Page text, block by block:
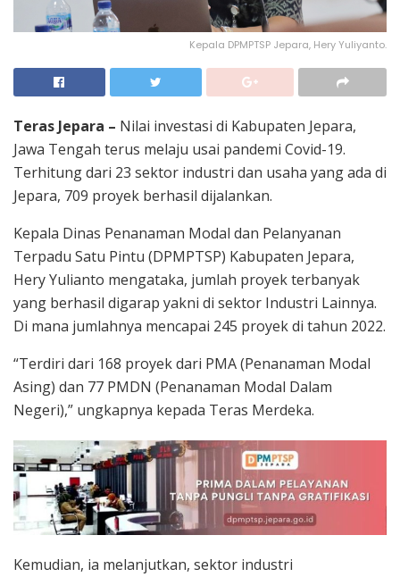
Kepala DPMPTSP Jepara, Hery Yuliyanto.
Teras Jepara – Nilai investasi di Kabupaten Jepara,
Jawa Tengah terus melaju usai pandemi Covid-19.
Terhitung dari 23 sektor industri dan usaha yang ada di
Jepara, 709 proyek berhasil dijalankan.
Kepala Dinas Penanaman Modal dan Pelanyanan
Terpadu Satu Pintu (DPMPTSP) Kabupaten Jepara,
Hery Yulianto mengataka, jumlah proyek terbanyak
yang berhasil digarap yakni di sektor Industri Lainnya.
Di mana jumlahnya mencapai 245 proyek di tahun 2022.
“Terdiri dari 168 proyek dari PMA (Penanaman Modal
Asing) dan 77 PMDN (Penanaman Modal Dalam
Negeri),” ungkapnya kepada Teras Merdeka.
Kemudian, ia melanjutkan, sektor industri